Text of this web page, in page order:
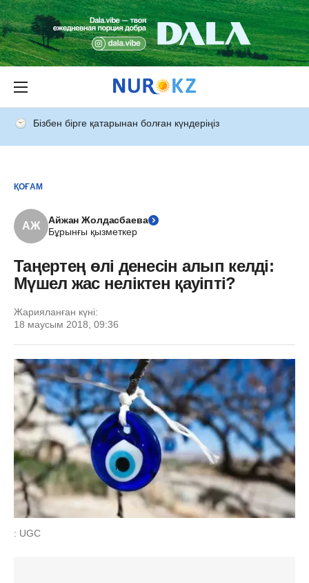
Бізбен бірге қатарынан болған күндеріңіз
ҚОҒАМ
АЖ
Айжан Жолдасбаева
Бұрынғы қызметкер
Таңертең өлі денесін алып келді:
Мүшел жас неліктен қауіпті?
Жарияланған күні:
18 маусым 2018, 09:36
: UGC